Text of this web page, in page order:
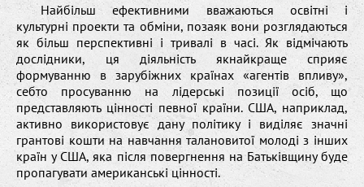
Найбільш ефективними вважаються освітні і
культурні проекти та обміни, позаяк вони розглядаються
як більш перспективні і тривалі в часі. Як відмічають
дослідники, ця діяльність якнайкраще сприяє
формуванню в зарубіжних країнах «агентів впливу»,
себто просуванню на лідерські позиції осіб, що
представляють цінності певної країни. США, наприклад,
активно використовує дану політику і виділяє значні
грантові кошти на навчання талановитої молоді з інших
країн у США, яка після повергнення на Батьківщину буде
пропагувати американські цінності.